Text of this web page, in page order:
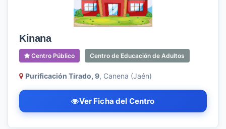
Kinana
Centro Público Centro de Educación de Adultos
Purificación Tirado, 9, Canena (Jaén)
Ver Ficha del Centro